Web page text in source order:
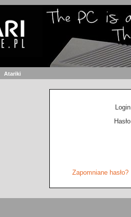
Atariki
Login
Hasło
Zapomniane hasło?